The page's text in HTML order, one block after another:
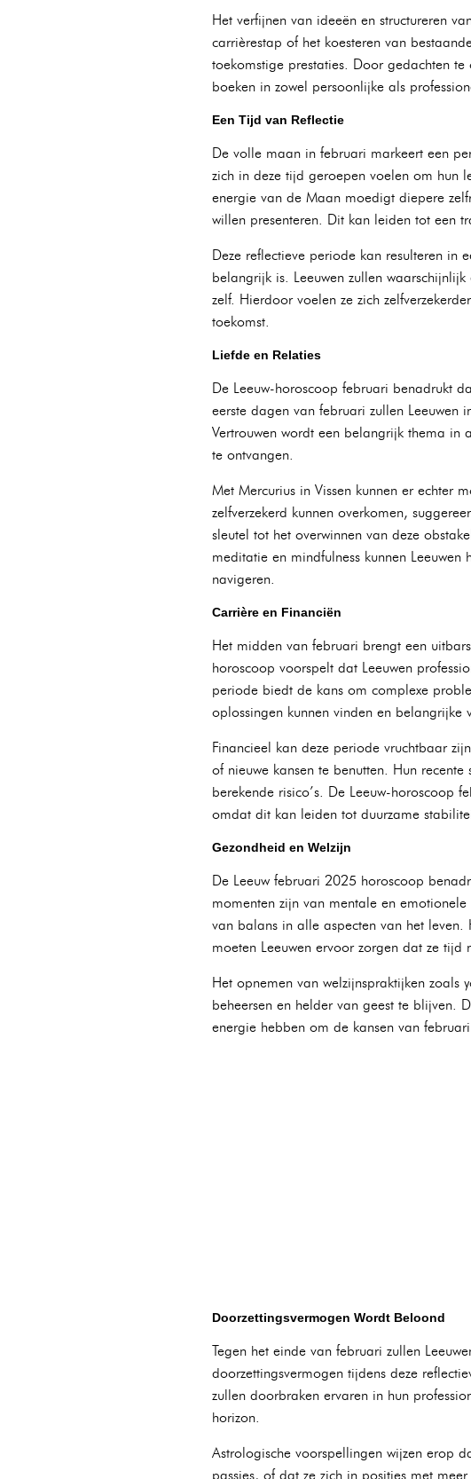
Het verfijnen van ideeën en structureren
carrièrestap of het koesteren van
toekomstige prestaties. Door gedachten
boeken in zowel persoonlijke als
Een Tijd van Reflectie
De volle maan in februari markeert een
zich in deze tijd geroepen voelen om hun
energie van de Maan moedigt diepere
willen presenteren. Dit kan leiden tot een
Deze reflectieve periode kan resulteren in
belangrijk is. Leeuwen zullen
zelf. Hierdoor voelen ze zich
toekomst.
Liefde en Relaties
De Leeuw-horoscoop februari benadrukt
eerste dagen van februari zullen Leeuwen
Vertrouwen wordt een belangrijk thema in
te ontvangen.
Met Mercurius in Vissen kunnen er echter
zelfverzekerd kunnen overkomen,
sleutel tot het overwinnen van deze
meditatie en mindfulness kunnen
navigeren.
Carrière en Financiën
Het midden van februari brengt een
horoscoop voorspelt dat Leeuwen
periode biedt de kans om complexe
oplossingen kunnen vinden en belangrijke
Financieel kan deze periode vruchtbaar
of nieuwe kansen te benutten. Hun
berekende risico’s. De Leeuw-horoscoop
omdat dit kan leiden tot duurzame
Gezondheid en Welzijn
De Leeuw februari 2025 horoscoop
momenten zijn van mentale en
van balans in alle aspecten van het
moeten Leeuwen ervoor zorgen dat ze tijd
Het opnemen van welzijnspraktijken zoals
beheersen en helder van geest te blijven.
energie hebben om de kansen van
Doorzettingsvermogen Wordt Beloond
Tegen het einde van februari zullen
doorzettingsvermogen tijdens deze
zullen doorbraken ervaren in hun
horizon.
Astrologische voorspellingen wijzen erop
passies, of dat ze zich in posities met